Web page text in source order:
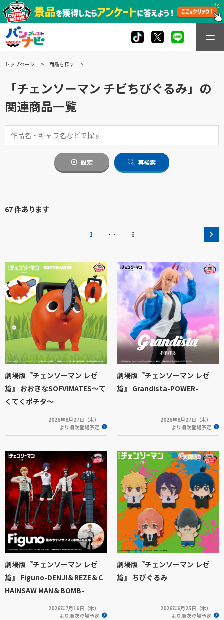
トップページ 商品を探す
「チェンソーマン チビちびぐるみ」の
関連商品一覧
設定 再検索
67 件あります
1 … 6
劇場版『チェンソーマン レゼ
篇』 おおきなSOFVIMATES～て
くてくポチタ～
2026年8月27日（木）
より順次登場予定
劇場版『チェンソーマン レゼ
篇』 Grandista-POWER-
2026年8月27日（木）
より順次登場予定
劇場版『チェンソーマン レゼ
篇』 Figuno-DENJI＆REZE＆C
HAINSAW MAN＆BOMB-
2026年7月16日（木）
より順次登場予定
劇場版『チェンソーマン レゼ
篇』 ちびぐるみ
2026年6月25日（木）
より順次登場予定